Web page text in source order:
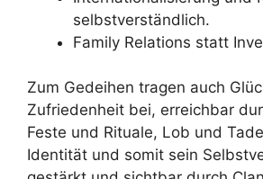
selbstverständlich.
Family Relations statt
Zum Gedeihen tragen auch
Zufriedenheit bei, erreichbar
Feste und Rituale, Lob und
Identität und somit sein